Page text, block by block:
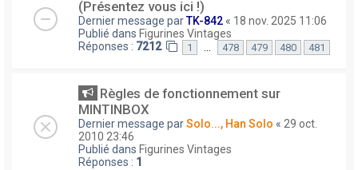
(Présentez vous ici !)
Dernier message parTK-842 « 18 nov. 2025 11:06
Publié dans Figurines Vintages
Réponses : 7212 1 … 478 479 480 481
Règles de fonctionnement sur
MINTINBOX
Dernier message parSolo..., Han Solo « 29 oct.
2010 23:46
Publié dans Figurines Vintages
Réponses : 1